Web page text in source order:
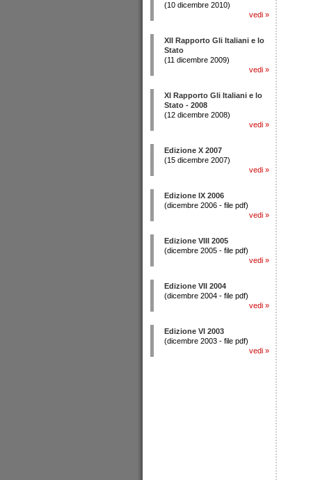
(10 dicembre 2010)
vedi »
XII Rapporto Gli Italiani e lo
Stato
(11 dicembre 2009)
vedi »
XI Rapporto Gli Italiani e lo
Stato - 2008
(12 dicembre 2008)
vedi »
Edizione X 2007
(15 dicembre 2007)
vedi »
Edizione IX 2006
(dicembre 2006 - file pdf)
vedi »
Edizione VIII 2005
(dicembre 2005 - file pdf)
vedi »
Edizione VII 2004
(dicembre 2004 - file pdf)
vedi »
Edizione VI 2003
(dicembre 2003 - file pdf)
vedi »